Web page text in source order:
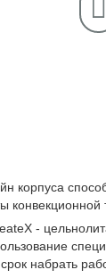
корпуса
-
набрать